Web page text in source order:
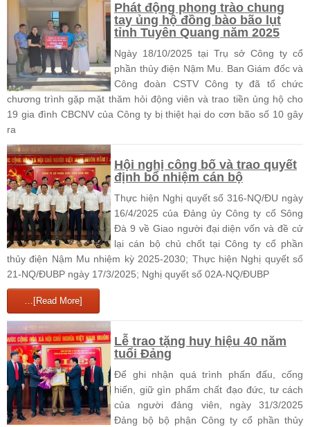
Phát động phong trào chung
tay ủng hộ đồng bào bão lụt
tỉnh Tuyên Quang năm 2025
Ngày 18/10/2025 tại Trụ sở Công ty cổ
phần thủy điện Nậm Mu. Ban Giám đốc và
Công đoàn CSTV Công ty đã tổ chức
chương trình gặp mặt thăm hỏi động viên và trao tiền ủng hộ cho
19 gia đình CBCNV của Công ty bị thiệt hại do cơn bão số 10 gây
ra
Hội nghị công bố và trao quyết
định bổ nhiệm cán bộ
Thực hiện Nghị quyết số 316-NQ/ĐU ngày
16/4/2025 của Đảng ủy Công ty cổ Sông
Đà 9 về Giao người đại diện vốn và đề cử
lại cán bộ chủ chốt tại Công ty cổ phần
thủy điện Nậm Mu nhiệm kỳ 2025-2030; Thực hiện Nghị quyết số
21-NQ/ĐUBP ngày 17/3/2025; Nghị quyết số 02A-NQ/ĐUBP
…[Read More]
Lễ trao tặng huy hiệu 40 năm
tuổi Đảng
Để ghi nhận quá trình phấn đấu, cống
hiến, giữ gìn phẩm chất đạo đức, tư cách
của người đảng viên, ngày 31/3/2025
Đảng bộ bộ phận Công ty cổ phần thủy